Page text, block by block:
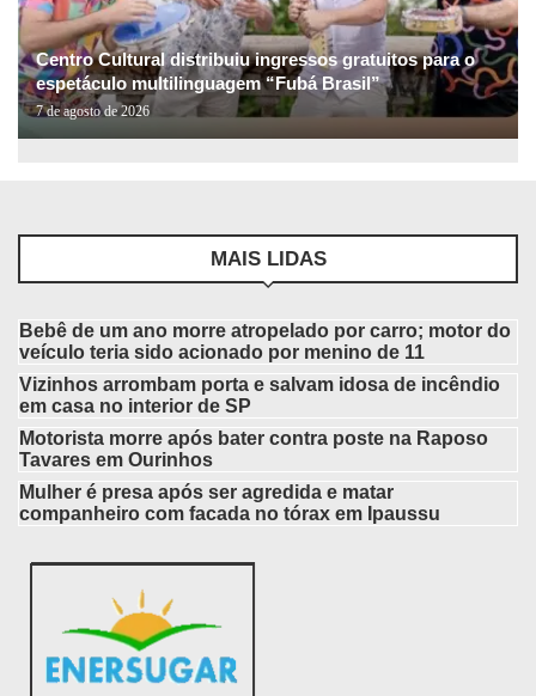
Centro Cultural distribuiu ingressos gratuitos para o
espetáculo multilinguagem “Fubá Brasil”
7 de agosto de 2026
MAIS LIDAS
Bebê de um ano morre atropelado por carro; motor do
veículo teria sido acionado por menino de 11
Vizinhos arrombam porta e salvam idosa de incêndio
em casa no interior de SP
Motorista morre após bater contra poste na Raposo
Tavares em Ourinhos
Mulher é presa após ser agredida e matar
companheiro com facada no tórax em Ipaussu